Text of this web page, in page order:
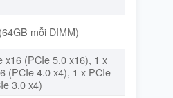
mỗi DIMM)
x16 (PCIe 5.0 x16), 1 x
(PCIe 4.0 x4), 1 x PCIe
3.0 x4)